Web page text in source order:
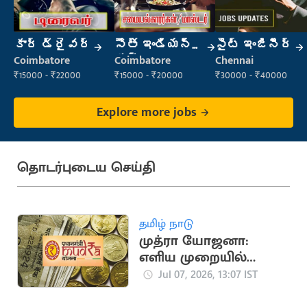
కార్ డ్రైవర్
Coimbatore
₹15000 - ₹22000
సౌత్ ఇండియన్
కుక్
Coimbatore
₹15000 - ₹20000
సైట్ ఇంజినీర్
Chennai
₹30000 - ₹40000
Explore more jobs
தொடர்புடைய செய்தி
தமிழ் நாடு
முத்ரா யோஜனா:
எளிய முறையில்
தொழில் தொடங்க
Jul 07, 2026, 13:07 IST